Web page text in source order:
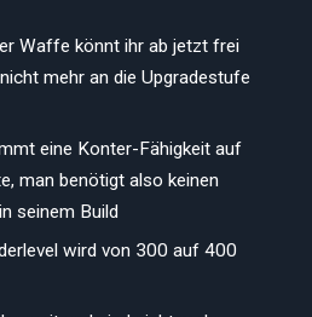
Waffe könnt ihr ab jetzt frei
mehr an die Upgradestufe
eine Konter-Fähigkeit auf
man benötigt also keinen
seinem Build
wird von 300 auf 400